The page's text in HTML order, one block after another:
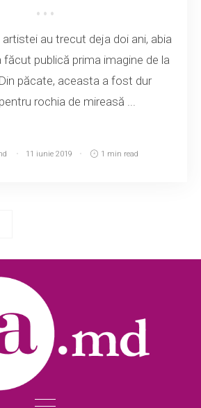
au trecut deja doi ani, abia
publică prima imagine de la
păcate, aceasta a fost dur
rochia de mireasă ...
11 iunie 2019 1 min read